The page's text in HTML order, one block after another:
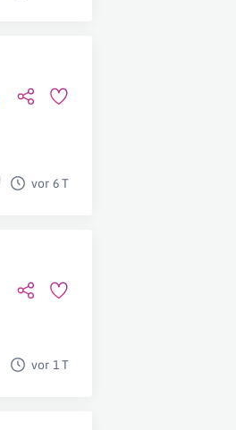
vor 6 T
vor 1 T